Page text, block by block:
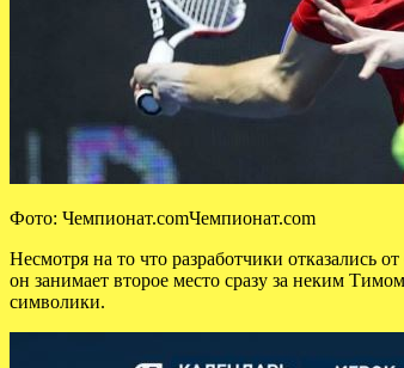
Фото: Чемпионат.comЧемпионат.com
Несмотря на то что разработчики отказались
он занимает второе место сразу за неким
символики.